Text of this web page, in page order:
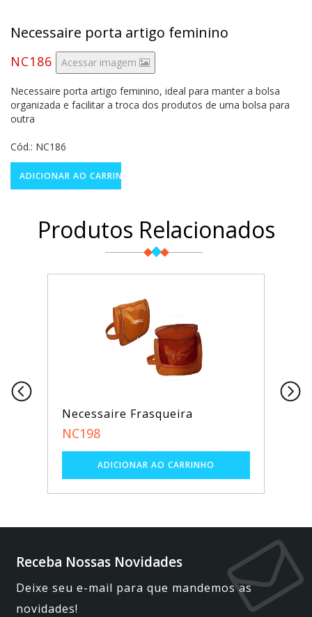
Necessaire porta artigo feminino
NC186 Acessar imagem
Necessaire porta artigo feminino, ideal para manter a bolsa
organizada e facilitar a troca dos produtos de uma bolsa para
outra
Cód.: NC186
Produtos Relacionados
Necessaire Frasqueira
NC198
Receba Nossas Novidades
Deixe seu e-mail para que mandemos as
novidades!